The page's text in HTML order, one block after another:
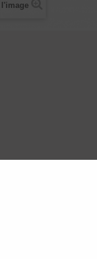
souhaitez placer sur le
Love ne pourra être tenu